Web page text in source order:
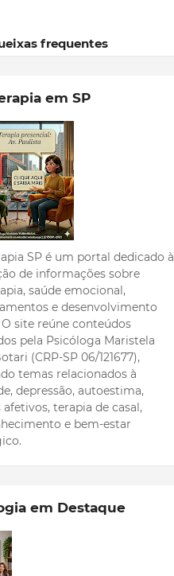
frequentes
em SP
SP é um portal dedicado à
de informações sobre
saúde emocional,
e desenvolvimento
O site reúne conteúdos
pela Psicóloga Maristela
(CRP-SP 06/121677),
temas relacionados à
depressão, autoestima,
terapia de casal,
e bem-estar
em Destaque